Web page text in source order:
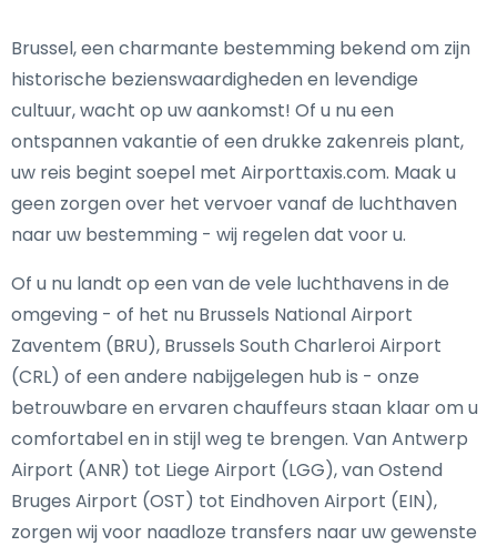
Brussel, een charmante bestemming bekend om zijn
historische bezienswaardigheden en levendige
cultuur, wacht op uw aankomst! Of u nu een
ontspannen vakantie of een drukke zakenreis plant,
uw reis begint soepel met Airporttaxis.com. Maak u
geen zorgen over het vervoer vanaf de luchthaven
naar uw bestemming - wij regelen dat voor u.
Of u nu landt op een van de vele luchthavens in de
omgeving - of het nu Brussels National Airport
Zaventem (BRU), Brussels South Charleroi Airport
(CRL) of een andere nabijgelegen hub is - onze
betrouwbare en ervaren chauffeurs staan klaar om u
comfortabel en in stijl weg te brengen. Van Antwerp
Airport (ANR) tot Liege Airport (LGG), van Ostend
Bruges Airport (OST) tot Eindhoven Airport (EIN),
zorgen wij voor naadloze transfers naar uw gewenste